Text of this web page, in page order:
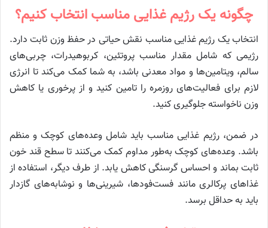
چگونه یک رژیم غذایی مناسب انتخاب کنیم؟
انتخاب یک رژیم غذایی مناسب نقش حیاتی در حفظ وزن ثابت دارد.
رژیمی که شامل مقدار مناسب پروتئین، کربوهیدرات، چربی‌های
سالم، ویتامین‌ها و مواد معدنی باشد، به شما کمک می‌کند تا انرژی
لازم برای فعالیت‌های روزمره را تامین کنید و از پرخوری یا کاهش
وزن ناخواسته جلوگیری کنید.
در ضمن، رژیم غذایی مناسب باید شامل وعده‌های کوچک و منظم
باشد. وعده‌های کوچک به‌طور مداوم کمک می‌کنند تا سطح قند خون
ثابت بماند و احساس گرسنگی کاهش یابد. از طرف دیگر، استفاده از
غذاهای پرکالری مانند فست‌فودها، شیرینی‌ها و نوشابه‌های گازدار
باید به حداقل برسد.